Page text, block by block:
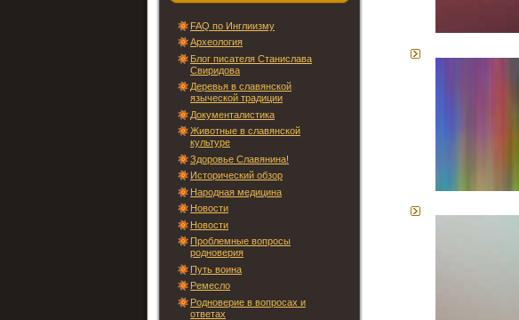
FAQ по Инглиизму
Археология
Блог писателя Станислава
Свиридова
Деревья в славянской
языческой традиции
Документалистика
Животные в славянской
культуре
Здоровье Славянина!
Исторический обзор
Народная медицина
Новости
Новости
Проблемные вопросы
родноверия
Путь воина
Ремесло
Родноверие в вопросах и
ответах